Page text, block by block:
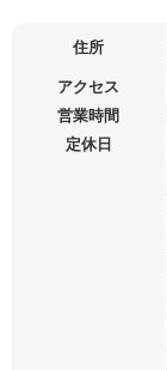
住所
アクセス
営業時間
定休日